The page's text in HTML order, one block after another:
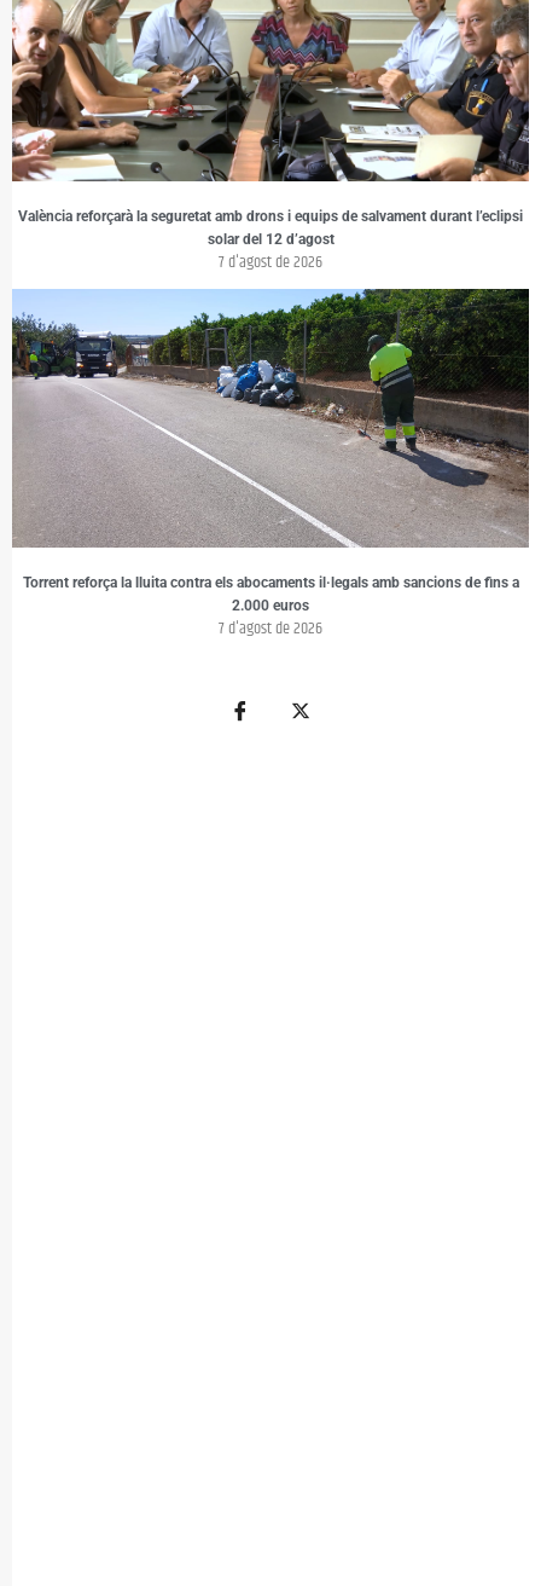
València reforçarà la seguretat amb drons i equips de salvament durant l’eclipsi
solar del 12 d’agost
7 d'agost de 2026
Torrent reforça la lluita contra els abocaments il·legals amb sancions de fins a
2.000 euros
7 d'agost de 2026